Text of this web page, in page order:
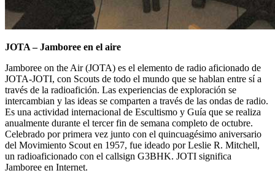
JOTA – Jamboree en el aire
Jamboree on the Air (JOTA) es el elemento de radio aficionado de
JOTA-JOTI, con Scouts de todo el mundo que se hablan entre sí a
través de la radioafición. Las experiencias de exploración se
intercambian y las ideas se comparten a través de las ondas de radio.
Es una actividad internacional de Escultismo y Guía que se realiza
anualmente durante el tercer fin de semana completo de octubre.
Celebrado por primera vez junto con el quincuagésimo aniversario
del Movimiento Scout en 1957, fue ideado por Leslie R. Mitchell,
un radioaficionado con el callsign G3BHK. JOTI significa
Jamboree en Internet.